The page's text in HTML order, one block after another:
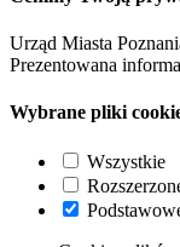
Urząd Miasta
Prezentowana
Wybrane pliki
Wszystkie